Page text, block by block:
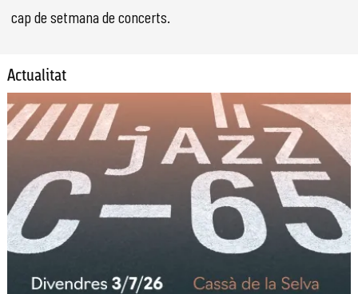
cap de setmana de concerts.
Actualitat